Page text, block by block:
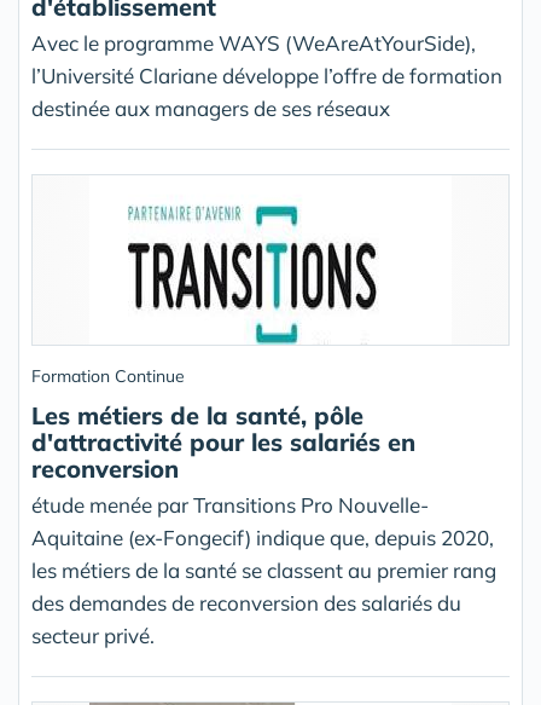
d'établissement
Avec le programme WAYS (WeAreAtYourSide),
l’Université Clariane développe l’offre de formation
destinée aux managers de ses réseaux
Formation Continue
Les métiers de la santé, pôle
d'attractivité pour les salariés en
reconversion
étude menée par Transitions Pro Nouvelle-
Aquitaine (ex-Fongecif) indique que, depuis 2020,
les métiers de la santé se classent au premier rang
des demandes de reconversion des salariés du
secteur privé.